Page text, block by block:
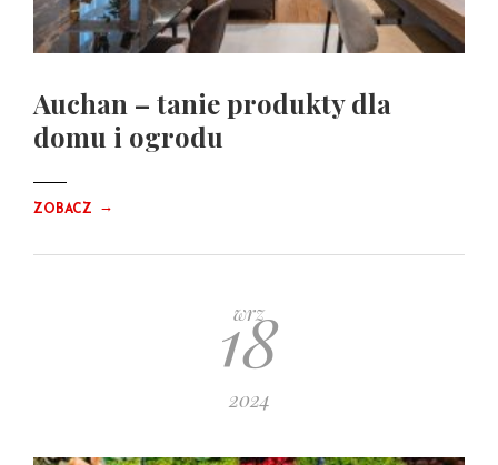
Auchan – tanie produkty dla
domu i ogrodu
ZOBACZ →
wrz
18
2024